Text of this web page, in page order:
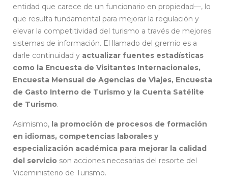
entidad que carece de un funcionario en propiedad—, lo
que resulta fundamental para mejorar la regulación y
elevar la competitividad del turismo a través de mejores
sistemas de información. El llamado del gremio es a
darle continuidad y actualizar fuentes estadísticas
como la Encuesta de Visitantes Internacionales,
Encuesta Mensual de Agencias de Viajes, Encuesta
de Gasto Interno de Turismo y la Cuenta Satélite
de Turismo.
Asimismo, la promoción de procesos de formación
en idiomas, competencias laborales y
especialización académica para mejorar la calidad
del servicio son acciones necesarias del resorte del
Viceministerio de Turismo.